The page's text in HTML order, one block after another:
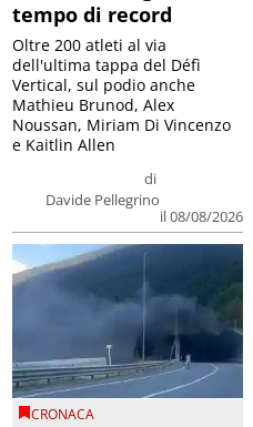
tempo di record
di
Davide Pellegrino
il 08/08/2026
Oltre 200 atleti al via
dell'ultima tappa del Défì
Vertical, sul podio anche
Mathieu Brunod, Alex
Noussan, Miriam Di Vincenzo
e Kaitlin Allen
CRONACA